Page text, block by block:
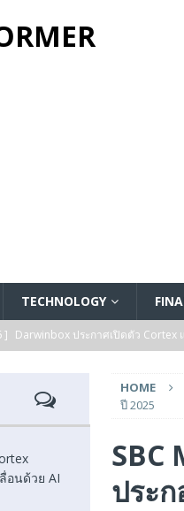
TECHNOLOGY
] Darwinbox ประกาศเปิดตัว
] Xsolla, GDAP และ DTI-EMB ประก
] Kioxia จัดแสดงนวัตกรรม Flash
HOME
ปี 2025
SBC
ประ
อนด้วย AI